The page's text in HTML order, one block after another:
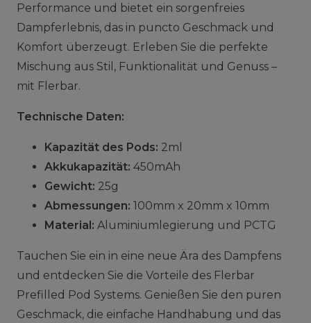
Performance und bietet ein sorgenfreies
Dampferlebnis, das in puncto Geschmack und
Komfort überzeugt. Erleben Sie die perfekte
Mischung aus Stil, Funktionalität und Genuss –
mit Flerbar.
Technische Daten:
Kapazität des Pods: 2ml
Akkukapazität: 450mAh
Gewicht: 25g
Abmessungen: 100mm x 20mm x 10mm
Material: Aluminiumlegierung und PCTG
Tauchen Sie ein in eine neue Ära des Dampfens
und entdecken Sie die Vorteile des Flerbar
Prefilled Pod Systems. Genießen Sie den puren
Geschmack, die einfache Handhabung und das